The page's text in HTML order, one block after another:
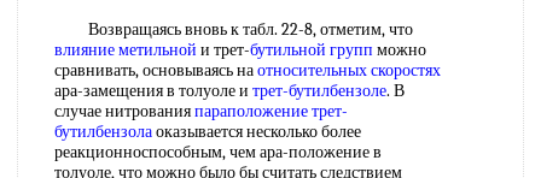
Возвращаясь вновь к табл. 22-8, отметим, что
влияние метильной и трет-бутильной групп можно
сравнивать, основываясь наотносительных скоростях
ара-замещения в толуоле и трет-бутилбензоле. В
случае нитрованияпараположениетрет-
бутилбензолаоказывается несколько более
реакционноспособным, чем ара-положение в
толуоле, что можно было бы считать следствием